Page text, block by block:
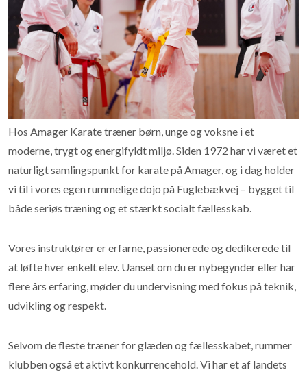
Hos Amager Karate træner børn, unge og voksne i et
moderne, trygt og energifyldt miljø. Siden 1972 har vi været et
naturligt samlingspunkt for karate på Amager, og i dag holder
vi til i vores egen rummelige dojo på Fuglebækvej – bygget til
både seriøs træning og et stærkt socialt fællesskab.
Vores instruktører er erfarne, passionerede og dedikerede til
at løfte hver enkelt elev. Uanset om du er nybegynder eller har
flere års erfaring, møder du undervisning med fokus på teknik,
udvikling og respekt.
Selvom de fleste træner for glæden og fællesskabet, rummer
klubben også et aktivt konkurrencehold. Vi har et af landets